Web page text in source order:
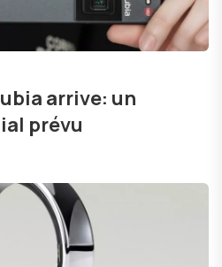
arrive: un
prévu